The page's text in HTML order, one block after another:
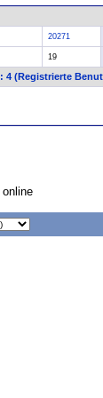
20271
19
: 4 (Registrierte